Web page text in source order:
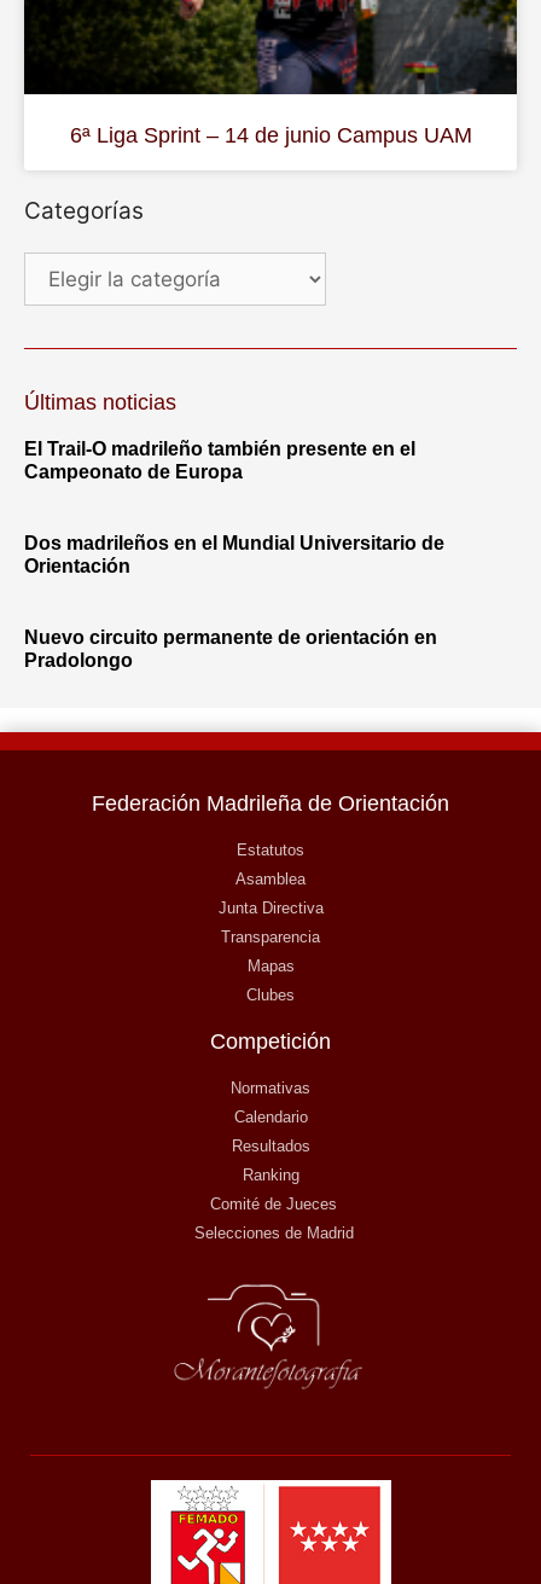
6ª Liga Sprint – 14 de junio Campus UAM
Categorías
Últimas noticias
El Trail-O madrileño también presente en el
Campeonato de Europa
Dos madrileños en el Mundial Universitario de
Orientación
Nuevo circuito permanente de orientación en
Pradolongo
Federación Madrileña de Orientación
Estatutos
Asamblea
Junta Directiva
Transparencia
Mapas
Clubes
Competición
Normativas
Calendario
Resultados
Ranking
Comité de Jueces
Selecciones de Madrid